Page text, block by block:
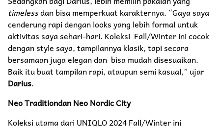
timelessdan bisa memperkuat karakternya. “Gaya saya
cenderung rapi dengan looks yang lebih formal untuk
aktivitas saya sehari-hari. Koleksi Fall/Winter ini cocok
dengan style saya, tampilannya klasik, tapi secara
bersamaan juga elegan dan bisa mudah disesuaikan.
Baik itu buat tampilan rapi, ataupun semi kasual,” ujar
Darius.
Neo Traditiondan Neo Nordic City
Koleksi utama dari UNIQLO 2024 Fall/Winter ini